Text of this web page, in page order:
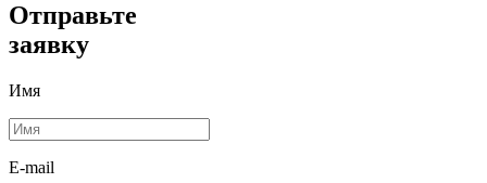
Отправьте
заявку
Имя
E-mail